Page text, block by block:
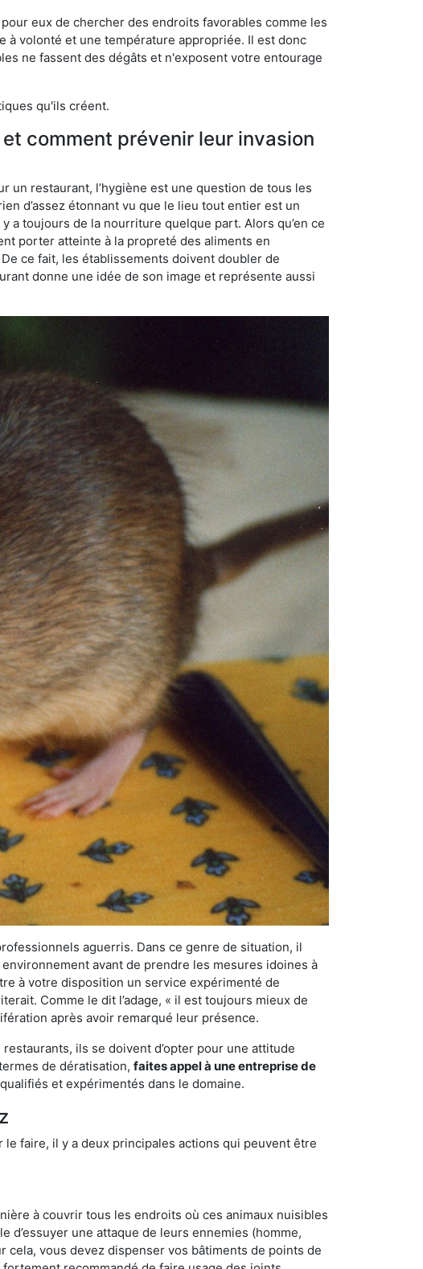
eux de chercher des endroits favorables comme les
à volonté et une température appropriée. Il est donc
ne fassent des dégâts et n'exposent votre entourage
qu'ils créent.
comment prévenir leur invasion
un restaurant, l’hygiène est une question de tous les
d’assez étonnant vu que le lieu tout entier est un
a toujours de la nourriture quelque part. Alors qu’en ce
porter atteinte à la propreté des aliments en
De ce fait, les établissements doivent doubler de
donne une idée de son image et représente aussi
aguerris. Dans ce genre de situation, il
avant de prendre les mesures idoines à
à votre disposition un service expérimenté de
Comme le dit l’adage, « il est toujours mieux de
après avoir remarqué leur présence.
ils se doivent d’opter pour une attitude
de dératisation, faites appel à une entreprise de
et expérimentés dans le domaine.
faire, il y a deux principales actions qui peuvent être
à couvrir tous les endroits où ces animaux nuisibles
une attaque de leurs ennemies (homme,
vous devez dispenser vos bâtiments de points de